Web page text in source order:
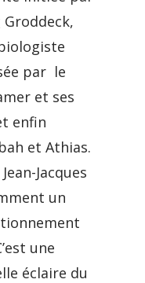
par le
et ses
enfin
et Athias.
Jacques
un
une
éclaire du